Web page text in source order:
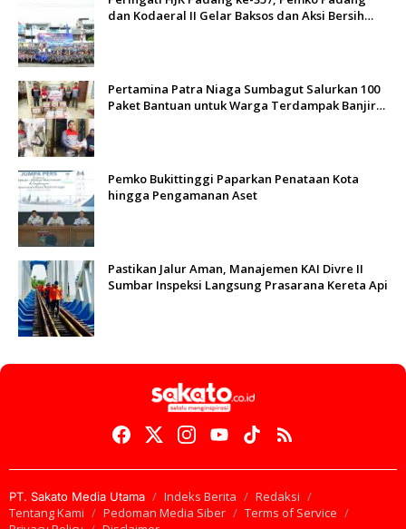
dan Kodaeral II Gelar Baksos dan Aksi Bersih
Pertamina Patra Niaga Sumbagut Salurkan 100
Paket Bantuan untuk Warga Terdampak Banjir
Pemko Bukittinggi Paparkan Penataan Kota
hingga Pengamanan Aset
Pastikan Jalur Aman, Manajemen KAI Divre II
Sumbar Inspeksi Langsung Prasarana Kereta Api
PT. Sakato Media Utama Indeks Berita
Redaksi
Tentang Kami
Pedoman Media Siber
Terms of Service